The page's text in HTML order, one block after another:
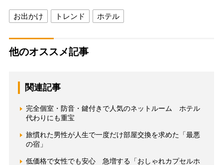
お出かけ トレンド ホテル
他のオススメ記事
関連記事
完全個室・防音・鍵付きで人気のネットルーム ホテル
代わりにも重宝
旅慣れた男性が人生で一度だけ部屋交換を求めた「最悪
の宿」
低価格で女性でも安心 急増する「おしゃれカプセルホ